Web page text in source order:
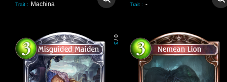
Trait : Machina Trait : -
0
/
3